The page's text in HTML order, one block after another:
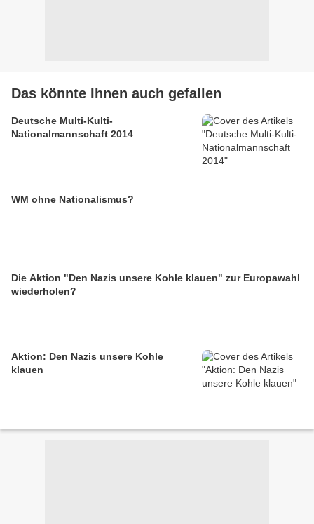
Das könnte Ihnen auch gefallen
Deutsche Multi-Kulti-
Nationalmannschaft 2014
WM ohne Nationalismus?
Die Aktion "Den Nazis unsere Kohle klauen" zur Europawahl
wiederholen?
Aktion: Den Nazis unsere Kohle
klauen